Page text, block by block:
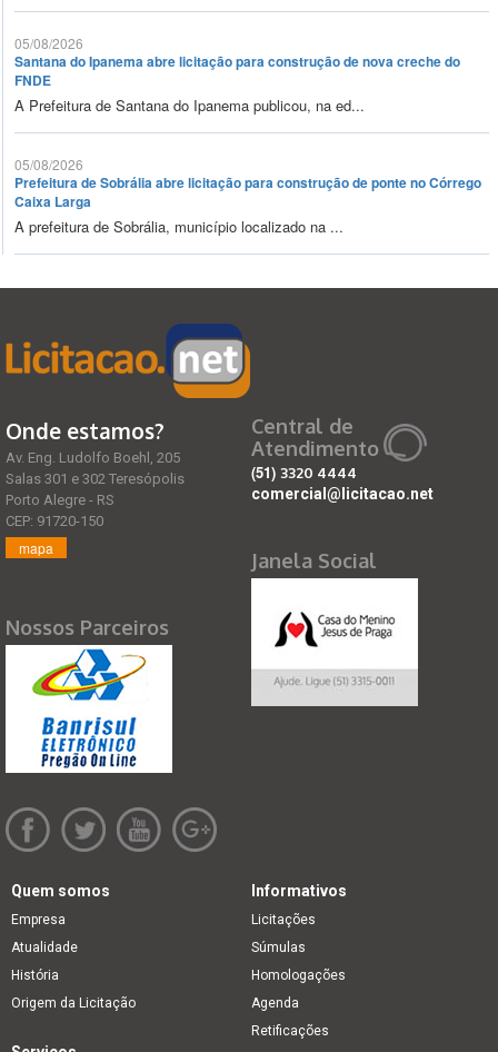
05/08/2026
Santana do Ipanema abre licitação para construção de nova creche do
FNDE
A Prefeitura de Santana do Ipanema publicou, na ed...
05/08/2026
Prefeitura de Sobrália abre licitação para construção de ponte no Córrego
Caixa Larga
A prefeitura de Sobrália, município localizado na ...
Onde estamos?
Av. Eng. Ludolfo Boehl, 205
Salas 301 e 302 Teresópolis
Porto Alegre - RS
CEP: 91720-150
mapa
Nossos Parceiros
Central de
Atendimento
(51) 3320 4444
comercial@licitacao.net
Janela Social
Quem somos
Empresa
Atualidade
História
Origem da Licitação
Informativos
Licitações
Súmulas
Homologações
Agenda
Retificações